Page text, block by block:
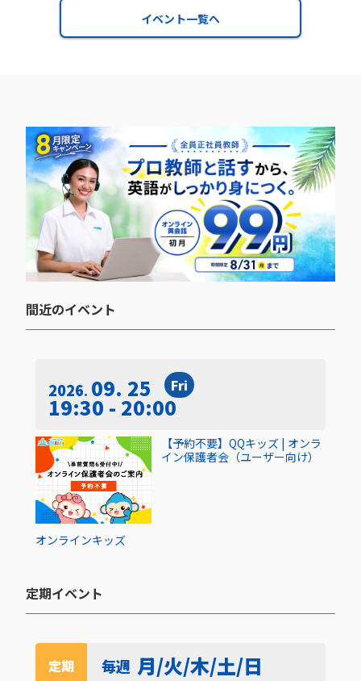
イベント一覧へ
間近のイベント​
2026 09. 25 Fri
19:30 - 20:00
オンラインキッズ
【予約不要】QQキッズ | オンラ
イン保護者会（ユーザー向け）
定期イベント​
定期 毎週 月/火/木/土/日